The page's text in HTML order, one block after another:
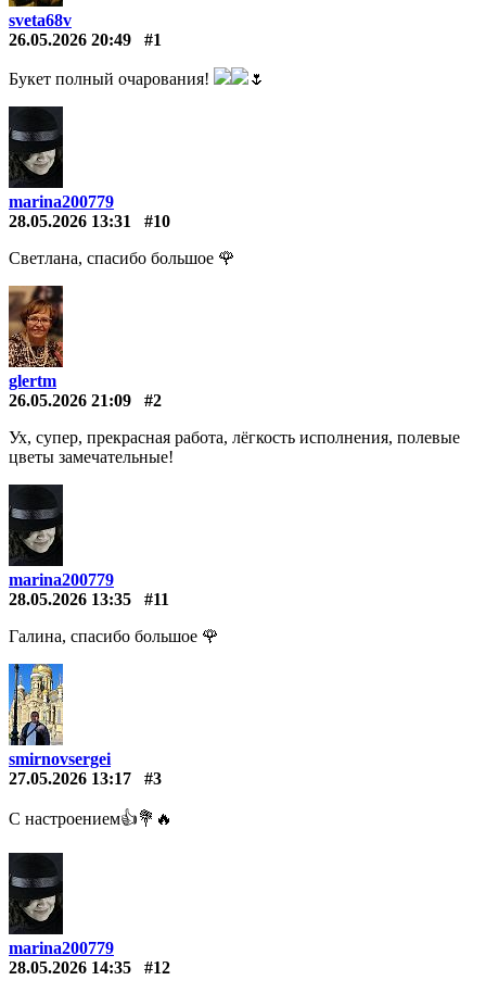
sveta68v
26.05.2026 20:49
#1
Букет полный очарования! 🌷
marina200779
28.05.2026 13:31
#10
Светлана, спасибо большое 🌹
glertm
26.05.2026 21:09
#2
Ух, супер, прекрасная работа, лёгкость исполнения, полевые
цветы замечательные!
marina200779
28.05.2026 13:35
#11
Галина, спасибо большое 🌹
smirnovsergei
27.05.2026 13:17
#3
С настроением👍💐🔥
marina200779
28.05.2026 14:35
#12